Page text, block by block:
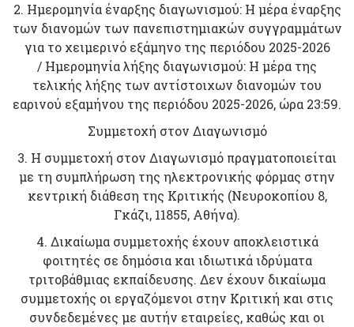
2. Ημερομηνία έναρξης διαγωνισμού: Η μέρα έναρξης
των διανομών των πανεπιστημιακών συγγραμμάτων
για το χειμερινό εξάμηνο της περιόδου 2025-2026
/ Ημερομηνία λήξης διαγωνισμού: Η μέρα της
τελικής λήξης των αντίστοιχων διανομών του
εαρινού εξαμήνου της περιόδου 2025-2026, ώρα 23:59.
Συμμετοχή στον Διαγωνισμό
3. Η συμμετοχή στον Διαγωνισμό πραγματοποιείται
με τη συμπλήρωση της ηλεκτρονικής φόρμας στην
κεντρική διάθεση της Κριτικής (Νευροκοπίου 8,
Γκάζι, 11855, Αθήνα).
4. Δικαίωμα συμμετοχής έχουν αποκλειστικά
φοιτητές σε δημόσια και ιδιωτικά ιδρύματα
τριτοβάθμιας εκπαίδευσης. Δεν έχουν δικαίωμα
συμμετοχής οι εργαζόμενοι στην Κριτική και στις
συνδεδεμένες με αυτήν εταιρείες, καθώς και οι